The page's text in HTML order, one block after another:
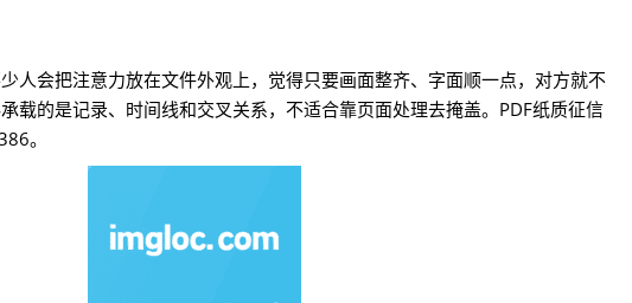
人会把注意力放在文件外观上，觉得只要画面整齐、字面顺一点，对方就不
载的是记录、时间线和交叉关系，不适合靠页面处理去掩盖。PDF纸质征信
。